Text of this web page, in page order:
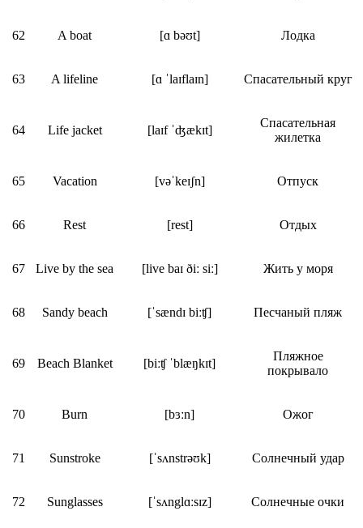
62 A boat [ɑ bəʊt] Лодка
63 A lifeline [ɑ ˈlaɪflaɪn] Спасательный круг
64 Life jacket [laɪf ˈʤækɪt]
Спасательная
жилетка
65 Vacation [vəˈkeɪʃn] Отпуск
66 Rest [rest] Отдых
67 Live by the sea [live baɪ ðiː siː] Жить у моря
68 Sandy beach [ˈsændɪ biːʧ] Песчаный пляж
69 Beach Blanket [biːʧ ˈblæŋkɪt]
Пляжное
покрывало
70 Burn [bɜːn] Ожог
71 Sunstroke [ˈsʌnstrəʊk] Солнечный удар
72 Sunglasses [ˈsʌnglɑːsɪz] Солнечные очки